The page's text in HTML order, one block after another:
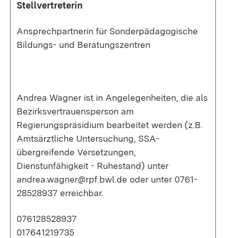
Stellvertreterin
Ansprechpartnerin für Sonderpädagogische
Bildungs- und Beratungszentren
Andrea Wagner ist in Angelegenheiten, die als
Bezirksvertrauensperson am
Regierungspräsidium bearbeitet werden (z.B.
Amtsärztliche Untersuchung, SSA-
übergreifende Versetzungen,
Dienstunfähigkeit - Ruhestand) unter
andrea.wagner@rpf.bwl.de oder unter 0761-
28528937 erreichbar.
076128528937
017641219735